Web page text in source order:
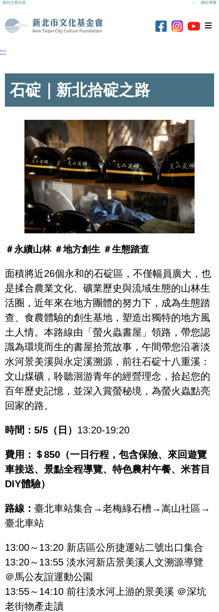
跳到主要內容 ::: 網站導覽
新北市文化基金
新北市文化基
新北市
新
:::
石碇｜新北拾碇之路
＃永續山林 ＃地方創生 ＃生態踏查
面積將近26個永和的石碇區，不僅幅員廣大，也
是揉合農業文化、礦業歷史與流域生態的山林生
活圈，近年來在地方團體的努力下，成為生態踏
查、食農體驗的創生基地，塑造出獨特的地方風
土人情。本路線由「螢火蟲書屋」領路，帶您認
識為環境而生的書屋拾荒故事，午間帶您沿著淡
水河景美溪與永定溪溯源，前往石碇十八重溪：
文山煤礦，聆聽洄游青年的經營理念，拾起您的
百年歷史記憶，並深入賞螢秘境，為螢火蟲點亮
回家的路。
時間：5/5（日） 13:20-19:20
費用：＄850（一日行程，包含保險、來回遊覽
車接送、景點全程導覽、特色農村午餐、米苔目
DIY體驗）
路線： 臺北車站集合→老梅綠石槽→嵩山社區→
臺北車站
13:00～13:20 新店區公所捷運站二號出口集合
13:20～13:55 淡水河新店景美溪人文溯源導覽
＠馬公友誼運動公園
13:55～14:10 前往淡水河上游的景美溪 ＠深坑
老街物產走讀